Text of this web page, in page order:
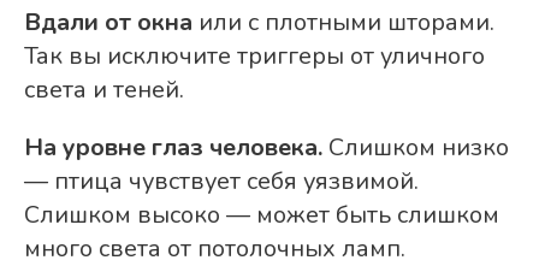
Вдали от окна или с плотными шторами.
Так вы исключите триггеры от уличного
света и теней.
На уровне глаз человека. Слишком низко
— птица чувствует себя уязвимой.
Слишком высоко — может быть слишком
много света от потолочных ламп.